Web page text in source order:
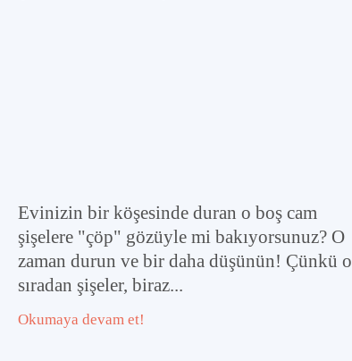
Evinizin bir köşesinde duran o boş cam
şişelere "çöp" gözüyle mi bakıyorsunuz? O
zaman durun ve bir daha düşünün! Çünkü o
sıradan şişeler, biraz...
Okumaya devam et!